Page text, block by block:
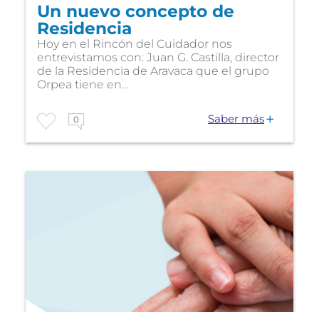
Un nuevo concepto de
Residencia
Hoy en el Rincón del Cuidador nos
entrevistamos con: Juan G. Castilla, director
de la Residencia de Aravaca que el grupo
Orpea tiene en...
0 Saber más